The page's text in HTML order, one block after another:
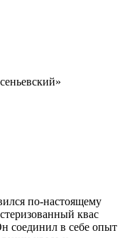
по-настоящему
квас
соединил в себе опыт